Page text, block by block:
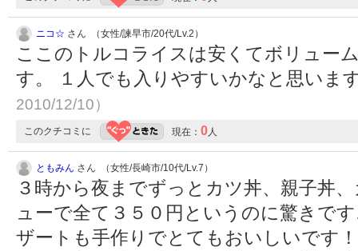
ニコ☆ さん （女性/諫早市/20代/Lv.2）
ここのトルコライスは安くてボリュー
す。 １人でも入りやすいかなと思いま
2010/12/10）
このクチコミに 現在： 0人
ともみん さん （女性/長崎市/10代/Lv.7）
３時から夜までずっとカツ丼、親子丼
ューで全て３５０円というのに驚きで
ザートも手作りでとてもおいしいです